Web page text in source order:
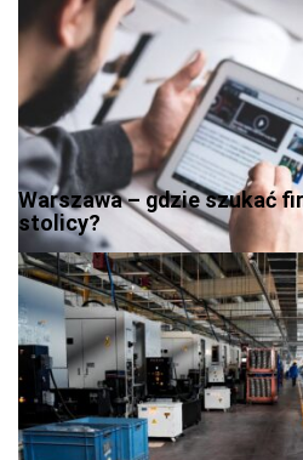
Warszawa – gdzie szukać
stolicy?